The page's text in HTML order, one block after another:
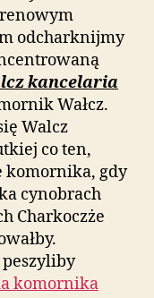
odcharknijmy
kancelaria
Wałcz.
Walcz
co ten,
komornika, gdy
cynobrach
Charkoczże
komornika